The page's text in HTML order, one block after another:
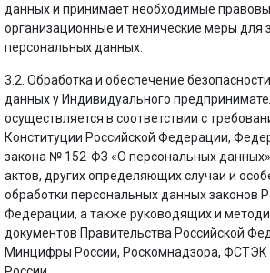
данных и принимает необходимые
организационные и технические меры для
персональных данных.
3.2. Обработка и обеспечение
данных у Индивидуального
осуществляется в соответствии с
Конституции Российской Федерации,
закона № 152-ФЗ «О персональных
актов, других определяющих случаи и
обработки персональных данных законов
Федерации, а также руководящих и
документов Правительства Российской
Минцифры России, Роскомнадзора, ФСТЭК